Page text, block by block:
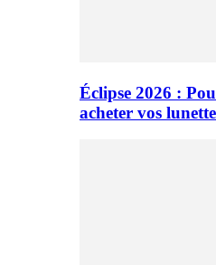
Éclipse 2026 :
acheter vos